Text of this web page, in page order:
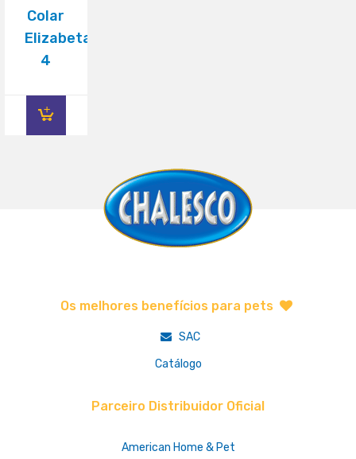
Colar
Elizabetano
4
Os melhores benefícios para pets
SAC
Catálogo
Parceiro Distribuidor Oficial
American Home & Pet